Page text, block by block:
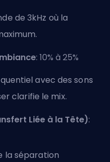
de 3kHz où la
: 10% à 25%
avec des sons
clarifie le mix.
Liée à la Tête):
la séparation